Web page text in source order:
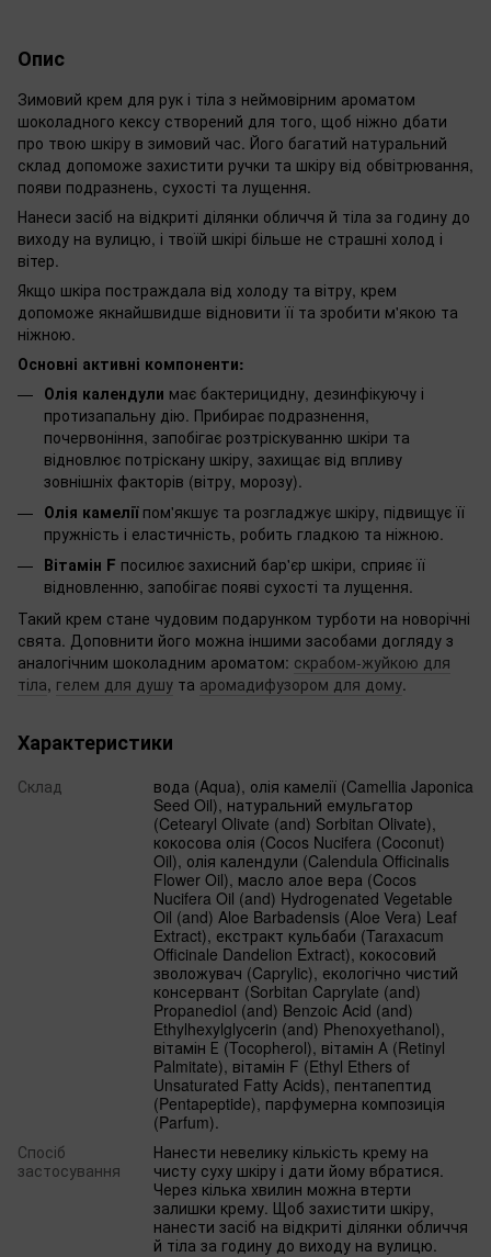
Опис
Зимовий крем для рук і тіла з неймовірним ароматом
шоколадного кексу створений для того, щоб ніжно дбати
про твою шкіру в зимовий час. Його багатий натуральний
склад допоможе захистити ручки та шкіру від обвітрювання,
появи подразнень, сухості та лущення.
Нанеси засіб на відкриті ділянки обличчя й тіла за годину до
виходу на вулицю, і твоїй шкірі більше не страшні холод і
вітер.
Якщо шкіра постраждала від холоду та вітру, крем
допоможе якнайшвидше відновити її та зробити м'якою та
ніжною.
Основні активні компоненти:
Олія календули має бактерицидну, дезинфікуючу і
протизапальну дію. Прибирає подразнення,
почервоніння, запобігає розтріскуванню шкіри та
відновлює потріскану шкіру, захищає від впливу
зовнішніх факторів (вітру, морозу).
Олія камелії пом'якшує та розгладжує шкіру, підвищує її
пружність і еластичність, робить гладкою та ніжною.
Вітамін F посилює захисний бар'єр шкіри, сприяє її
відновленню, запобігає появі сухості та лущення.
Такий крем стане чудовим подарунком турботи на новорічні
свята. Доповнити його можна іншими засобами догляду з
аналогічним шоколадним ароматом: скрабом-жуйкою для
тіла, гелем для душу та аромадифузором для дому.
Характеристики
Склад
вода (Aqua), олія камелії (Camellia Japonica
Seed Oil), натуральний емульгатор
(Cetearyl Olivate (and) Sorbitan Olivate),
кокосова олія (Cocos Nucifera (Coconut)
Oil), олія календули (Calendula Officinalis
Flower Oil), масло алое вера (Cocos
Nucifera Oil (and) Hydrogenated Vegetable
Oil (and) Aloe Barbadensis (Aloe Vera) Leaf
Extract), екстракт кульбаби (Taraxacum
Officinale Dandelion Extract), кокосовий
зволожувач (Caprylic), екологічно чистий
консервант (Sorbitan Caprylate (and)
Propanediol (and) Benzoic Acid (and)
Ethylhexylglycerin (and) Phenoxyethanol),
вітамін Е (Tocopherol), вітамін А (Retinyl
Palmitate), вітамін F (Ethyl Ethers of
Unsaturated Fatty Acids), пентапептид
(Pentapeptide), парфумерна композиція
(Parfum).
Спосіб
застосування
Нанести невелику кількість крему на
чисту суху шкіру і дати йому вбратися.
Через кілька хвилин можна втерти
залишки крему. Щоб захистити шкіру,
нанести засіб на відкриті ділянки обличчя
й тіла за годину до виходу на вулицю.